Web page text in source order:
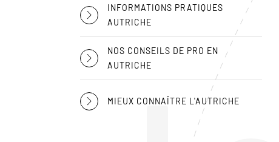
INFORMATIONS PRATIQUES
AUTRICHE
NOS CONSEILS DE PRO EN
AUTRICHE
MIEUX CONNAÎTRE L'AUTRICHE